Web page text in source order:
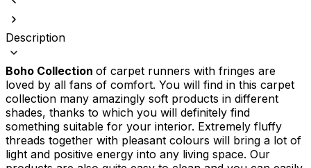
Description
Boho Collection of carpet runners with fringes are
loved by all fans of comfort. You will find in this carpet
collection many amazingly soft products in different
shades, thanks to which you will definitely find
something suitable for your interior. Extremely fluffy
threads together with pleasant colours will bring a lot of
light and positive energy into any living space. Our